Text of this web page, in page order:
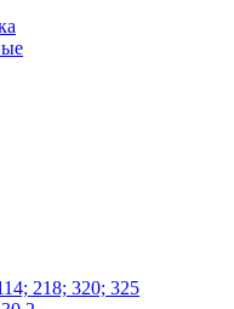
218; 320; 325